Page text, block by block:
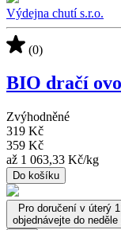
Výdejna chutí s.r.o.
(0)
BIO dračí
Zvýhodněné
319 Kč
359 Kč
až 1 063,33 Kč/kg
Do košíku
Pro doručení v úterý
objednávejte do neděle